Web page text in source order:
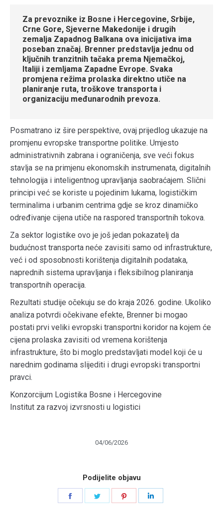
Za prevoznike iz Bosne i Hercegovine, Srbije,
Crne Gore, Sjeverne Makedonije i drugih
zemalja Zapadnog Balkana ova inicijativa ima
poseban značaj. Brenner predstavlja jednu od
ključnih tranzitnih tačaka prema Njemačkoj,
Italiji i zemljama Zapadne Evrope. Svaka
promjena režima prolaska direktno utiče na
planiranje ruta, troškove transporta i
organizaciju međunarodnih prevoza.
Posmatrano iz šire perspektive, ovaj prijedlog ukazuje na
promjenu evropske transportne politike. Umjesto
administrativnih zabrana i ograničenja, sve veći fokus
stavlja se na primjenu ekonomskih instrumenata, digitalnih
tehnologija i inteligentnog upravljanja saobraćajem. Slični
principi već se koriste u pojedinim lukama, logističkim
terminalima i urbanim centrima gdje se kroz dinamičko
određivanje cijena utiče na raspored transportnih tokova.
Za sektor logistike ovo je još jedan pokazatelj da
budućnost transporta neće zavisiti samo od infrastrukture,
već i od sposobnosti korištenja digitalnih podataka,
naprednih sistema upravljanja i fleksibilnog planiranja
transportnih operacija.
Rezultati studije očekuju se do kraja 2026. godine. Ukoliko
analiza potvrdi očekivane efekte, Brenner bi mogao
postati prvi veliki evropski transportni koridor na kojem će
cijena prolaska zavisiti od vremena korištenja
infrastrukture, što bi moglo predstavljati model koji će u
narednim godinama slijediti i drugi evropski transportni
pravci.
Konzorcijum Logistika Bosne i Hercegovine
Institut za razvoj izvrsnosti u logistici
04/06/2026
Podijelite objavu